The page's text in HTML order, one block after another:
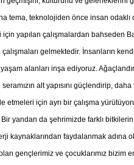
tema, teknolojiden önce insan odaklı
yapılan çalışmalardan bahseden
gelmektedir. İnsanların
alanları inşa ediyoruz.
seramızın alt yapısını güçlendirip,
etmeleri için ayrı bir çalışma
yandan da şehrimizde farklı
kaynaklarından faydalanmak
gençlerimiz ve çocuklarımız bizim
İhale ilanı